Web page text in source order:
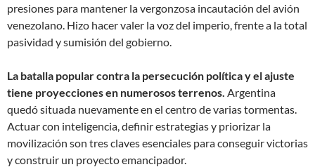
presiones para mantener la vergonzosa incautación del avión
venezolano. Hizo hacer valer la voz del imperio, frente a la total
pasividad y sumisión del gobierno.
La batalla popular contra la persecución política y el ajuste
tiene proyecciones en numerosos terrenos. Argentina
quedó situada nuevamente en el centro de varias tormentas.
Actuar con inteligencia, definir estrategias y priorizar la
movilización son tres claves esenciales para conseguir victorias
y construir un proyecto emancipador.